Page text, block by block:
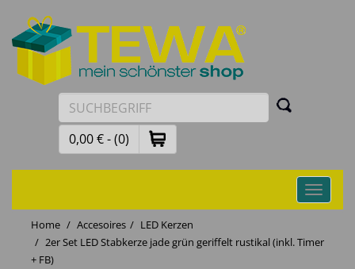
0,00 € - (0)
Toggle
Home
Accesoires
LED Kerzen
2er Set LED Stabkerze jade grün geriffelt rustikal (inkl. Timer
+ FB)